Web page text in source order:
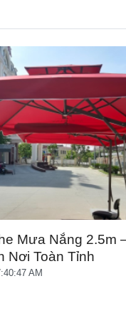
Mưa Nắng 2.5m
Nơi Toàn Tỉnh
AM